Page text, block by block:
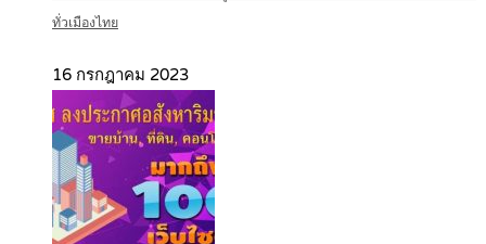
ทั่วเมืองไทย
16 กรกฎาคม 2023